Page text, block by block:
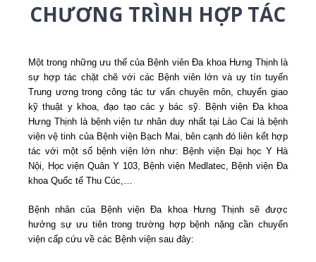
CHƯƠNG TRÌNH HỢP TÁC
Một trong những ưu thế của Bệnh viên Đa khoa Hưng Thịnh là
sự hợp tác chặt chẽ với các Bệnh viên lớn và uy tín tuyến
Trung ương trong công tác tư vấn chuyên môn, chuyển giao
kỹ thuật y khoa, đạo tạo các y bác sỹ. Bệnh viện Đa khoa
Hưng Thịnh là bệnh viện tư nhân duy nhất tại Lào Cai là bệnh
viện vệ tinh của Bệnh viện Bạch Mai, bên cạnh đó liên kết hợp
tác với một số bệnh viện lớn như: Bệnh viện Đại học Y Hà
Nội, Học viện Quân Y 103, Bệnh viện Medlatec, Bệnh viện Đa
khoa Quốc tế Thu Cúc,…
Bệnh nhân của Bệnh viện Đa khoa Hưng Thịnh sẽ được
hưởng sự ưu tiên trong trường hợp bệnh nặng cần chuyển
viện cấp cứu về các Bệnh viện sau đây: